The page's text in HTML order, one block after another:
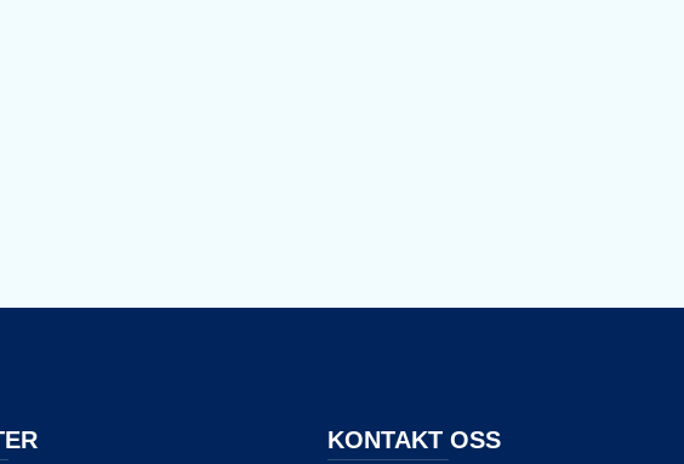
KONTAKT OSS